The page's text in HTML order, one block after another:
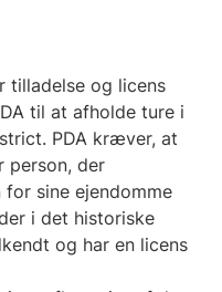
tilladelse og licens
til at afholde ture i
PDA kræver, at
person, der
sine ejendomme
i det historiske
og har en licens